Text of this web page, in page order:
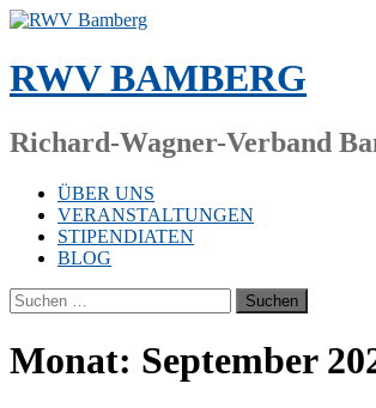
Zum
springen
RWV BAMBERG
Richard-Wagner-Verband
ÜBER UNS
VERANSTALTUNGEN
STIPENDIATEN
BLOG
Suchen
nach:
Monat: September